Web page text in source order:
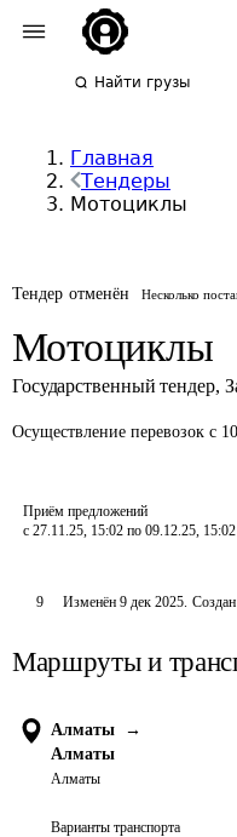
Найти грузы
Главная
Тендеры
Мотоциклы
Тендер отменён Несколько
Мотоциклы
Государственный тендер,
Осуществление перевозок с
Приём предложений
с 27.11.25, 15:02 по 09.12.25, 15:02
9 Изменён 9 дек 2025. Создан
Маршруты и
Алматы
→
Алматы
Алматы
Варианты транспорта